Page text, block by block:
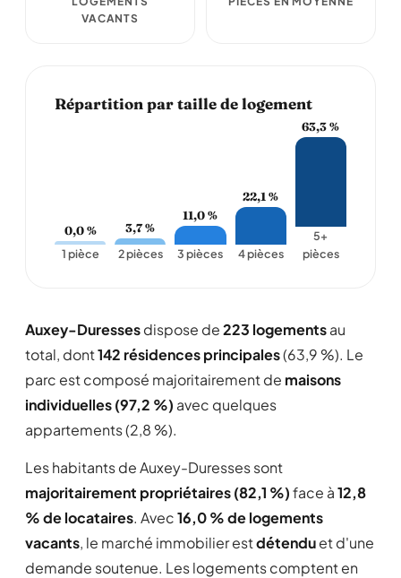
VACANTS
Répartition par taille de logement
0,0 %
1 pièce
3,7 %
2 pièces
11,0 %
3 pièces
22,1 %
4 pièces
63,3 %
5+
pièces
Auxey-Duressesdispose de223 logementsau
total, dont142 résidences principales(63,9 %). Le
parc est composé majoritairement de maisons
individuelles (97,2 %) avec quelques
appartements (2,8 %).
Les habitants de Auxey-Duresses sont
majoritairement propriétaires (82,1 %)face à12,8
% de locataires. Avec16,0 % de logements
vacants, le marché immobilier estdétenduet d'une
demande soutenue. Les logements comptent en